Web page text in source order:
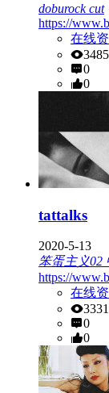
doburock cut
https://
在线
3485
0
0
tattalks
2020-5-13
笨蛋主义02
https://
在线
3331
0
0